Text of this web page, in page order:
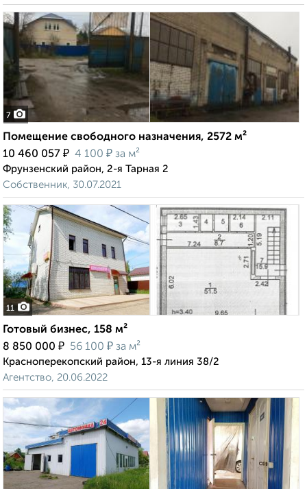
7
Помещение свободного назначения, 2572 м²
10 460 057 ₽ 4 100 ₽ за м²
Фрунзенский район, 2-я Тарная 2
Собственник, 30.07.2021
11
Готовый бизнес, 158 м²
8 850 000 ₽ 56 100 ₽ за м²
Красноперекопский район, 13-я линия 38/2
Агентство, 20.06.2022